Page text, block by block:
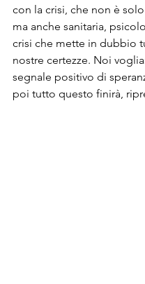
con la crisi, che non è
ma anche sanitaria,
crisi che mette in dubbio
nostre certezze. Noi
segnale positivo di
poi tutto questo finirà,